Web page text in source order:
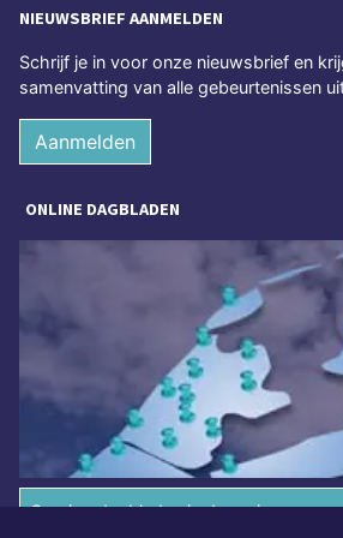
NIEUWSBRIEF AANMELDEN
Schrijf je in voor onze nieuwsbrief en
samenvatting van alle gebeurtenissen
Aanmelden
ONLINE DAGBLADEN
Overige dagbladen in de regio